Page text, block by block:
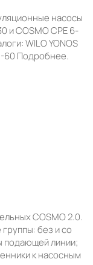
насосы
и COSMO CPE 6-
WILO YONOS
60 Подробнее.
COSMO 2.0.
без и со
подающей линии;
к насосным